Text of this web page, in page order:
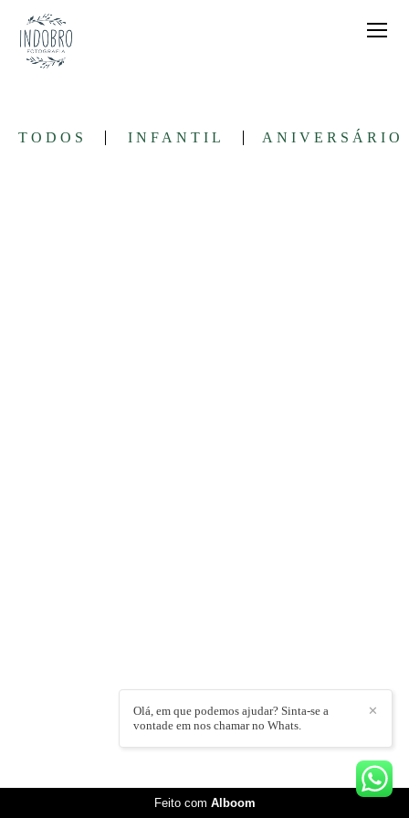
TODOS INFANTIL ANIVERSÁRIO
INDOBRO FOTOGRAFIA/CONTATO ✕
Olá, em que podemos ajudar? Sinta-se a
vontade em nos chamar no Whats.
Feito com Alboom